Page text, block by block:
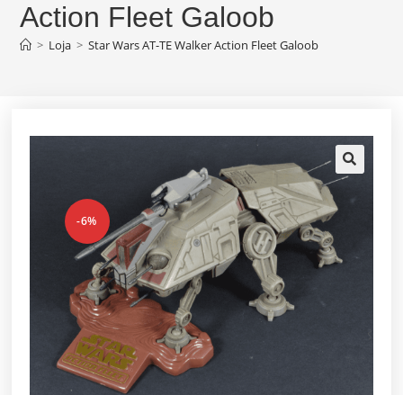
Action Fleet Galoob
> Loja > Star Wars AT-TE Walker Action Fleet Galoob
-6%
🔍